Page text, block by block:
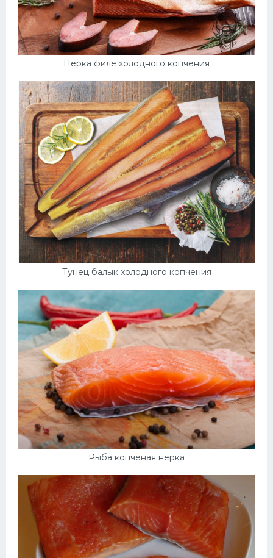
Нерка филе холодного копчения
Тунец балык холодного копчения
Рыба копчёная нерка